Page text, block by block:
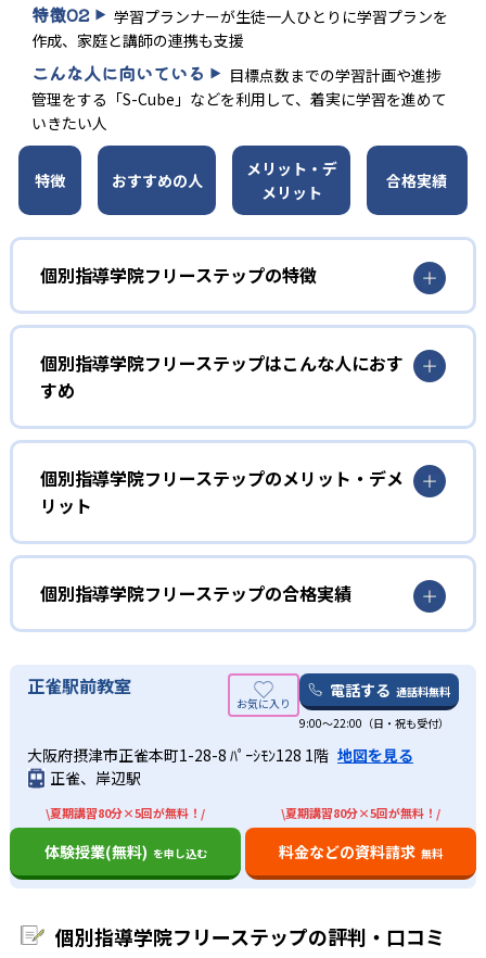
特徴02
学習プランナーが生徒一人ひとりに学習プランを
作成、家庭と講師の連携も支援
こんな人に向いている
目標点数までの学習計画や進捗
管理をする「S-Cube」などを利用して、着実に学習を進めて
いきたい人
特徴 おすすめの人
メリット・デ
メリット
合格実績
個別指導学院フリーステップの特徴
01
開成教育グループの個別指導塾
個別指導学院フリーステップは、開成教育グループの個別
指導塾であり、30年以上の実績を持つとともに250以上の
教室を展開している。生徒の点数アップのために「S-
CUBE」というシステムを導入していることも特徴だ。
「S-CUBE」は、膨大なテスト問題の分析データを基に、目
標点数に応じた学習計画を自動作成することができる。ま
ことで、正確に進捗を管理することができる。
同システムは、自宅での予習・復習までサポートしている
ため、目標達成に直結する流れで、常に迷うことなく学習
に取り組むことができる。
02
インプットとアウトプットをバランス良く進め
フリーステップでは、1人の生徒が講師から説明や解説を受
式を採用している。この形式により、2人の生徒がタイムロ
スなく「解説」と「演習」を交互に行える、効率的な学習
を実現。80分間の授業時間で、インプット（内容理解）と
個別指導学院フリーステップはこんな人におす
すめ
「自ら学ぶ力」を身につけたい人向け
個別指導学院フリーステップでは、「逆算型授業」「宣言
型授業」「発問型授業」という3つの授業スタイルで、生徒
は目標達成への進捗を把握してモチベーションの向上を、
化を、そして「発問型授業」では自分で考え自分の言葉で
多様な形で個別指導を受けたい人向け
フリーステップでは、1:2形式の他にも多様な形で学習指導
問を多くしたい」という生徒に対しては、講師を80分間独
り占めできる講師：生徒＝1:1コースを設定。また、1:4の個
別指導を低価格で受けられる「特設ユニットコース（小学
生・中学生のみ）」や、小学校低学年向けの短時間集中型
「40分コース」なども設定している。そのため、多様な形
で個別指導を受けたい人に向いている。
個別指導学院フリーステップのメリット・デメ
リット
出典：個別指導学院フリーステップ公式サイト
個別指導学院フリーステップの合格実績
個別指導学院フリーステップの合格実績は次の通り。
1 2
戸山 1 新宿 4 三田 1
国分寺 4 小山台 1
竹早 2 武蔵野北 7
正雀駅前教室 電話する 通話料無料
9:00～22:00（日・祝も受付）
大阪府摂津市正雀本町1-28-8 ﾊﾟｰｼﾓﾝ128 1階 地図を見る
正雀、岸辺駅
\夏期講習80分×5回が無料！/
体験授業(無料) を申し込む
\夏期講習80分×5回が無料！/
料金などの資料請求 無料
個別指導学院フリーステップの評判・口コミ